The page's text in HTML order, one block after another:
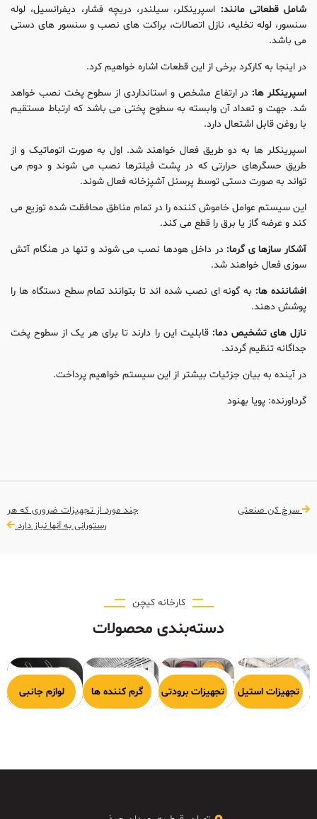
شامل قطعاتی مانند: اسپرینکلر، سیلندر، دریچه فشار، دیفرانسیل، لوله
سنسور، لوله تخلیه، نازل اتصالات، براکت های نصب و سنسور های دستی
می باشد.
در اینجا به کارکرد برخی از این قطعات اشاره خواهیم کرد.
اسپرینکلر ها: در ارتفاع مشخص و استانداردی از سطوح پخت نصب خواهد
شد. جهت و تعداد آن وابسته به سطوح پختی می باشد که ارتباط مستقیم
با روغن قابل اشتعال دارد.
اسپرینکلر ها به دو طریق فعال خواهند شد. اول به صورت اتوماتیک و از
طریق حسگرهای حرارتی که در پشت فیلترها نصب می شوند و دوم می
تواند به صورت دستی توسط پرسنل آشپزخانه فعال شوند.
این سیستم عوامل خاموش کننده را در تمام مناطق محافظت شده توزیع می
کند و عرضه گاز یا برق را قطع می کند.
آشکار سازها ی گرما: در داخل هودها نصب می شوند و تنها در هنگام آتش
سوزی فعال خواهند شد.
افشاننده ها: به گونه ای نصب شده اند تا بتوانند تمام سطح دستگاه ها را
پوشش دهند.
نازل های تشخیص دما: قابلیت این را دارند تا برای هر یک از سطوح پخت
جداگانه تنظیم گردند.
در آینده به بیان جزئیات بیشتر از این سیستم خواهیم پرداخت.
گرداورنده: پویا بهنود
سرخ کن صنعتی
چند مورد از تجهیزات ضروری که هر
رستورانی به آنها نیاز دارد
کارخانه کیچن
دسته‌بندی محصولات
پخت
تجهیزات استیل
تجهیزات برودتی گرم کننده ها لوازم جانبی